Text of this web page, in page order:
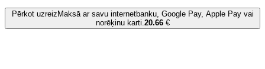
Pērkot uzreiz Maksā ar savu internetbanku, Google Pay, Apple Pay vai
norēķinu karti.20.66€